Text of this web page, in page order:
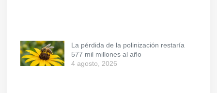
La pérdida de la polinización restaría
577 mil millones al año
4 agosto, 2026